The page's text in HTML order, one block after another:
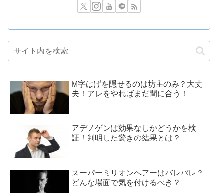
M字はげを隠せるのは坊主のみ？大丈
夫！アレをやればまだ間に合う！
アデノゲンは効果なしかどうかを検
証！判明した驚きの結果とは？
スーパーミリオンヘアーはバレバレ？
どんな場面で気を付けるべき？